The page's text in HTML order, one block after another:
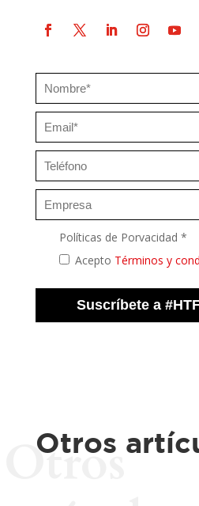
Políticas de Porvacidad *
Acepto Términos y
Otros
Otros